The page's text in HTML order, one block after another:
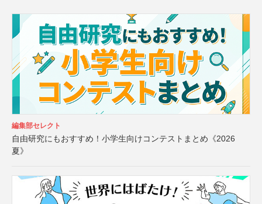
編集部セレクト
自由研究にもおすすめ！小学生向けコンテストまとめ《2026
夏》